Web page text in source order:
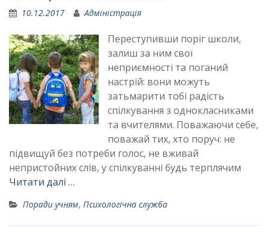
10.12.2017 Адміністрація
Переступивши поріг школи,
залиш за ним свої
неприємності та поганий
настрій: вони можуть
затьмарити тобі радість
спілкування з однокласниками
та вчителями. Поважаючи себе,
поважай тих, хто поруч: не
підвищуй без потреби голос, не вживай
непристойних слів, у спілкуванні будь терплячим
Читати далі …
Поради учням, Психологічна служба